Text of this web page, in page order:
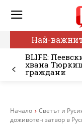
Най-
BLIFE:
хвана
граждани
Начало Светът и
доживотен затвор в